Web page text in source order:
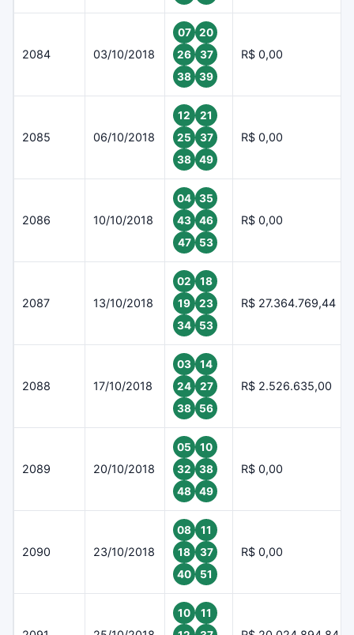
2084 03/10/2018
07
20
26
37
38
39
R$ 0,00
2085 06/10/2018
12
21
25
37
38
49
R$ 0,00
2086 10/10/2018
04
35
43
46
47
53
R$ 0,00
2087 13/10/2018
02
18
19
23
34
53
R$ 27.364.769,44
2088 17/10/2018
03
14
24
27
38
56
R$ 2.526.635,00
2089 20/10/2018
05
10
32
38
48
49
R$ 0,00
2090 23/10/2018
08
11
18
37
40
51
R$ 0,00
10
11